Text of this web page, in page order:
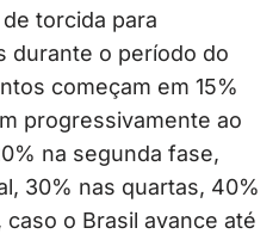
torcida para
durante o período do
começam em 15%
progressivamente ao
na segunda fase,
30% nas quartas, 40%
o Brasil avance até